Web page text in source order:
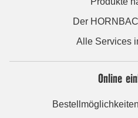
Der
Alle Services
Online